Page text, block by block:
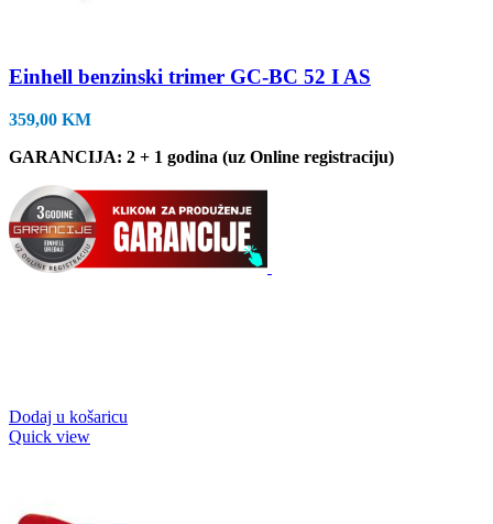
Einhell benzinski trimer GC-BC 52 I AS
359,00 KM
GARANCIJA: 2 + 1 godina (uz Online registraciju)
Dodaj u košaricu
Quick view